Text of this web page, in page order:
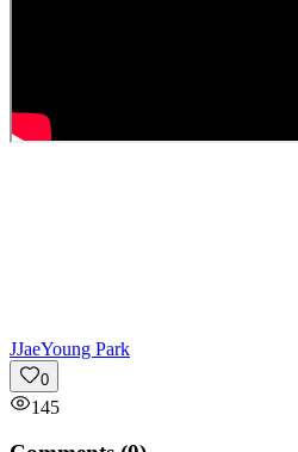
JJaeYoung Park
0
145